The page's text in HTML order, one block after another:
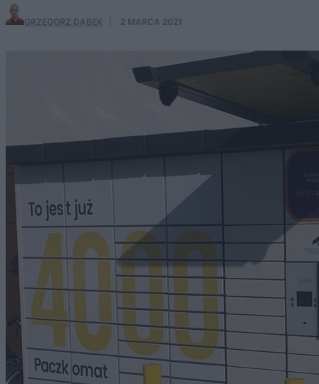
GRZEGORZ DĄBEK 2 MARCA 2021